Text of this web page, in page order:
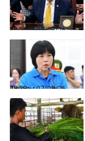
Thời sự
07/08/26, 10:27
Thời sự
07/08/26, 08:38